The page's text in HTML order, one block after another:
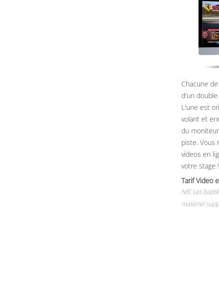
Chacune
d'un
L'une est
volant et
du
piste. Vous
videos en
votre stage !
Tarif Video
NB: Les
matériel